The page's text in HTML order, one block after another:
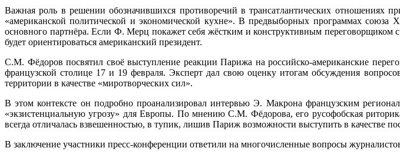
Важная роль в решении обозначившихся противоречий в трансатлантических отношениях
«американской политической и экономической кухне». В предвыборных программах
основного партнёра. Если Ф. Мерц покажет себя жёстким и конструктивным
будет ориентироваться американский президент.
С.М. Фёдоров посвятил своё выступление реакции Парижа на российско-американские
французской столице 17 и 19 февраля. Эксперт дал свою оценку итогам обсуждения
территории в качестве «миротворческих сил».
В этом контексте он подробно проанализировал интервью Э. Макрона французским
«экзистенциальную угрозу» для Европы. По мнению С.М. Фёдорова, его русофобская
всегда отличалась взвешенностью, в тупик, лишив Париж возможности выступить в качестве
В заключение участники пресс-конференции ответили на многочисленные вопросы